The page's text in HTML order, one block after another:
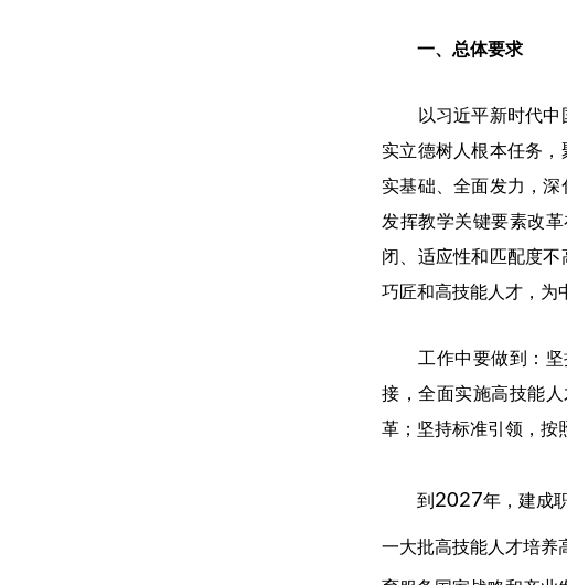
一、总体要求
以习近平新时代中国
实立德树人根本任务
实基础、全面发力，
发挥教学关键要素改
闭、适应性和匹配度
巧匠和高技能人才，为
工作中要做到：坚持
接，全面实施高技能
革；坚持标准引领，按
到 2027年，建成
一大批高技能人才培养